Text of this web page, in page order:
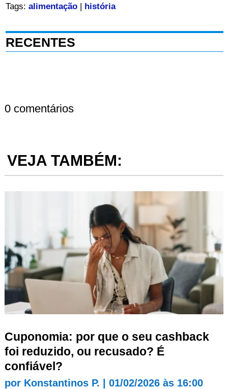
Tags: alimentação| história
RECENTES
0 comentários
VEJA TAMBÉM:
Cuponomia: por que o seu cashback
foi reduzido, ou recusado? É
confiável?
por Konstantinos P. 01/02/2026 às 16:00